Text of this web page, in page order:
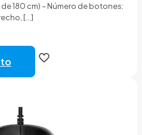
180 cm) – Número de botones:
[…]